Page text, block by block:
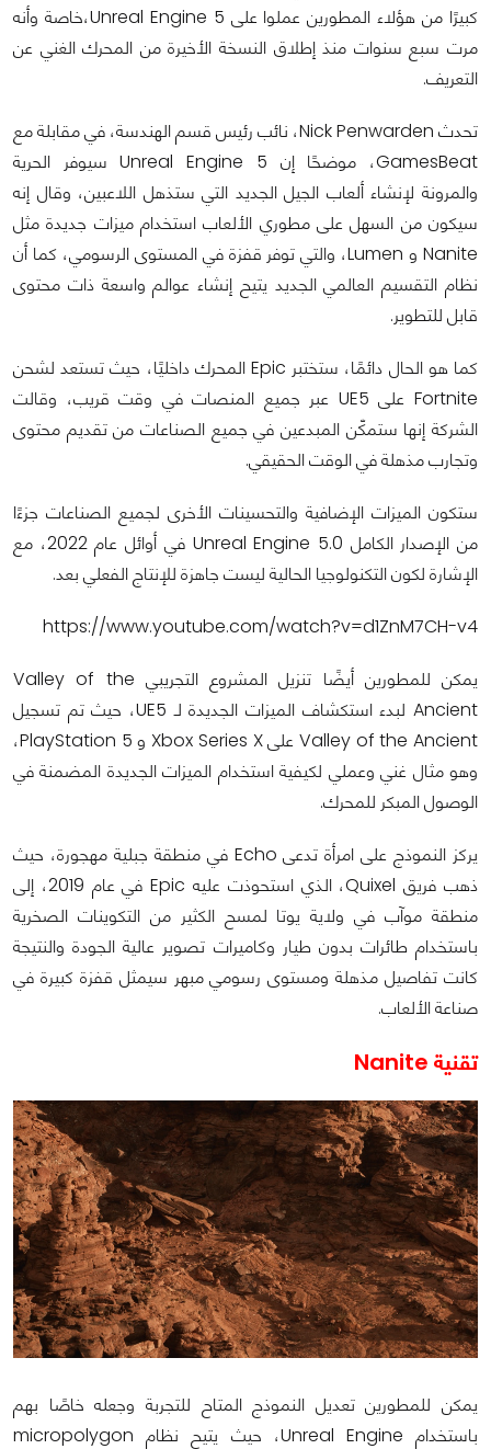
كبيرًا من هؤلاء المطورين عملوا على Unreal Engine 5،خاصة وأنه
مرت سبع سنوات منذ إطلاق النسخة الأخيرة من المحرك الغني عن
التعريف.
تحدث Nick Penwarden، نائب رئيس قسم الهندسة، في مقابلة مع
GamesBeat، موضحًا إن Unreal Engine 5 سيوفر الحرية
والمرونة لإنشاء ألعاب الجيل الجديد التي ستذهل اللاعبين، وقال إنه
سيكون من السهل على مطوري الألعاب استخدام ميزات جديدة مثل
Nanite و Lumen، والتي توفر قفزة في المستوى الرسومي، كما أن
نظام التقسيم العالمي الجديد يتيح إنشاء عوالم واسعة ذات محتوى
قابل للتطوير.
كما هو الحال دائمًا، ستختبر Epic المحرك داخليًا، حيث تستعد لشحن
Fortnite على UE5 عبر جميع المنصات في وقت قريب، وقالت
الشركة إنها ستمكّن المبدعين في جميع الصناعات من تقديم محتوى
وتجارب مذهلة في الوقت الحقيقي.
ستكون الميزات الإضافية والتحسينات الأخرى لجميع الصناعات جزءًا
من الإصدار الكامل Unreal Engine 5.0 في أوائل عام 2022، مع
الإشارة لكون التكنولوجيا الحالية ليست جاهزة للإنتاج الفعلي بعد.
https://www.youtube.com/watch?v=d1ZnM7CH-v4
يمكن للمطورين أيضًا تنزيل المشروع التجريبي Valley of the
Ancient لبدء استكشاف الميزات الجديدة لـ UE5، حيث تم تسجيل
Valley of the Ancient على Xbox Series X و PlayStation 5،
وهو مثال غني وعملي لكيفية استخدام الميزات الجديدة المضمنة في
الوصول المبكر للمحرك.
يركز النموذج على امرأة تدعى Echo في منطقة جبلية مهجورة، حيث
ذهب فريق Quixel، الذي استحوذت عليه Epic في عام 2019، إلى
منطقة موآب في ولاية يوتا لمسح الكثير من التكوينات الصخرية
باستخدام طائرات بدون طيار وكاميرات تصوير عالية الجودة والنتيجة
كانت تفاصيل مذهلة ومستوى رسومي مبهر سيمثل قفزة كبيرة في
صناعة الألعاب.
تقنية Nanite
يمكن للمطورين تعديل النموذج المتاح للتجربة وجعله خاصًا بهم
باستخدام Unreal Engine، حيث يتيح نظام micropolygon